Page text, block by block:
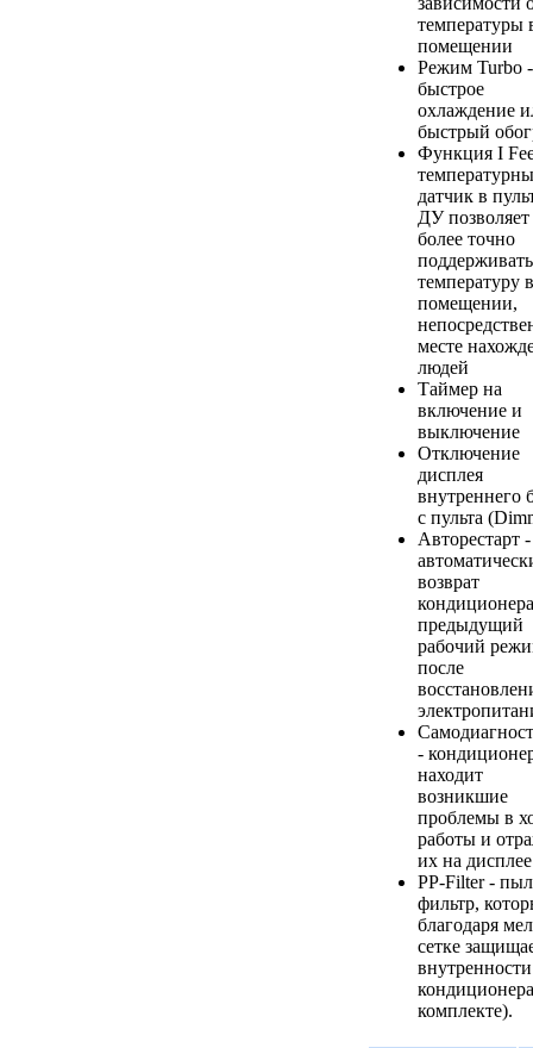
температуры
помещении
Режим Turbo -
быстрое
охлаждение
быстрый
Функция I
датчик в
ДУ позволяет
более точно
поддерживать
температуру в
помещении,
месте
людей
Таймер на
включение и
выключение
Отключение
дисплея
внутреннего
с пульта
Авторестарт -
возврат
предыдущий
рабочий
после
-
находит
возникшие
проблемы в
работы и
их на дисплее
PP-Filter -
фильтр,
благодаря
сетке
внутренности
комплекте).